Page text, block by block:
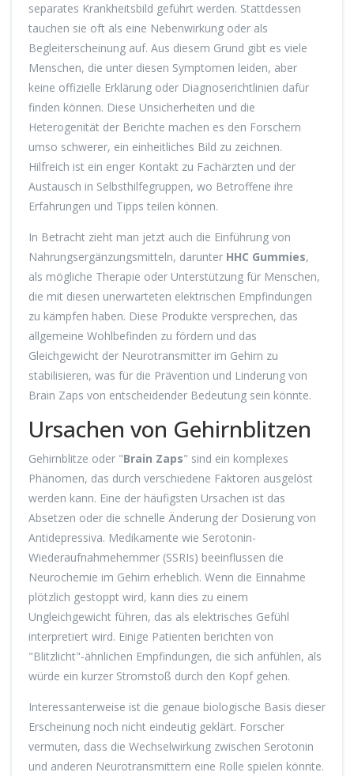
separates Krankheitsbild geführt werden. Stattdessen
tauchen sie oft als eine Nebenwirkung oder als
Begleiterscheinung auf. Aus diesem Grund gibt es viele
Menschen, die unter diesen Symptomen leiden, aber
keine offizielle Erklärung oder Diagnoserichtlinien dafür
finden können. Diese Unsicherheiten und die
Heterogenität der Berichte machen es den Forschern
umso schwerer, ein einheitliches Bild zu zeichnen.
Hilfreich ist ein enger Kontakt zu Fachärzten und der
Austausch in Selbsthilfegruppen, wo Betroffene ihre
Erfahrungen und Tipps teilen können.
In Betracht zieht man jetzt auch die Einführung von
Nahrungsergänzungsmitteln, darunter HHC Gummies,
als mögliche Therapie oder Unterstützung für Menschen,
die mit diesen unerwarteten elektrischen Empfindungen
zu kämpfen haben. Diese Produkte versprechen, das
allgemeine Wohlbefinden zu fördern und das
Gleichgewicht der Neurotransmitter im Gehirn zu
stabilisieren, was für die Prävention und Linderung von
Brain Zaps von entscheidender Bedeutung sein könnte.
Ursachen von Gehirnblitzen
Gehirnblitze oder "Brain Zaps" sind ein komplexes
Phänomen, das durch verschiedene Faktoren ausgelöst
werden kann. Eine der häufigsten Ursachen ist das
Absetzen oder die schnelle Änderung der Dosierung von
Antidepressiva. Medikamente wie Serotonin-
Wiederaufnahmehemmer (SSRIs) beeinflussen die
Neurochemie im Gehirn erheblich. Wenn die Einnahme
plötzlich gestoppt wird, kann dies zu einem
Ungleichgewicht führen, das als elektrisches Gefühl
interpretiert wird. Einige Patienten berichten von
"Blitzlicht"-ähnlichen Empfindungen, die sich anfühlen, als
würde ein kurzer Stromstoß durch den Kopf gehen.
Interessanterweise ist die genaue biologische Basis dieser
Erscheinung noch nicht eindeutig geklärt. Forscher
vermuten, dass die Wechselwirkung zwischen Serotonin
und anderen Neurotransmittern eine Rolle spielen könnte.